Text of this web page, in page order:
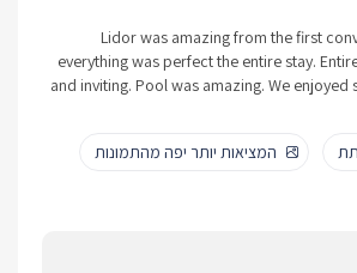
Lidor was amazing from the first
everything was perfect the entire stay.
and inviting. Pool was amazing. We
המציאות יותר יפה מהתמונות